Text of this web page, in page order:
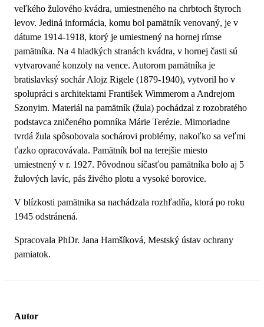
veľkého žulového kvádra, umiestneného na chrbtoch štyroch
levov. Jediná informácia, komu bol pamätník venovaný, je v
dátume 1914-1918, ktorý je umiestnený na hornej rímse
pamätníka. Na 4 hladkých stranách kvádra, v hornej časti sú
vytvarované konzoly na vence. Autorom pamätníka je
bratislavksý sochár Alojz Rigele (1879-1940), vytvoril ho v
spolupráci s architektami František Wimmerom a Andrejom
Szonyim. Materiál na pamätník (žula) pochádzal z rozobratého
podstavca zničeného pomníka Márie Terézie. Mimoriadne
tvrdá žula spôsobovala sochárovi problémy, nakoľko sa veľmi
ťazko opracovávala. Pamätník bol na terejšie miesto
umiestnený v r. 1927. Pôvodnou síčasťou pamätníka bolo aj 5
žulových lavíc, pás živého plotu a vysoké borovice.
V blízkosti pamätnika sa nachádzala rozhľadňa, ktorá po roku
1945 odstránená.
Spracovala PhDr. Jana Hamšíková, Mestský ústav ochrany
pamiatok.
Autor